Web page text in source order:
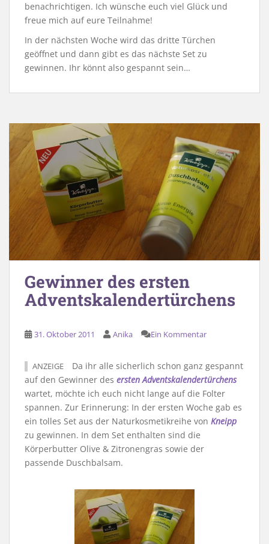
benachrichtigen. Ich wünsche euch viel Glück und
freue mich auf eure Teilnahme!
In der nächsten Woche wird das dritte Türchen
geöffnet und dann gibt es das nächste Set zu
gewinnen. Ihr könnt also gespannt sein…
Gewinner des ersten
Adventskalendertürchens
31. Oktober 2011 Anika Ein Kommentar
ANZEIGE
Da ihr alle sicherlich schon ganz gespannt
auf den Gewinner des ersten Adventskalendertürchens
wartet, möchte ich euch nicht lange auf die Folter
spannen. Zur Erinnerung: In der ersten Woche gab es
ein tolles Set aus der Naturkosmetikreihe von Kneipp
zu gewinnen. In dem Set enthalten sind die
Körperbutter Olive & Zitronengras sowie der
passende Duschbalsam.